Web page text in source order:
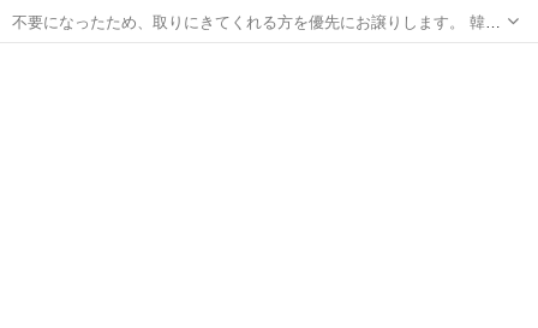
不要になったため、取りにきてくれる方を優先にお譲りします。 韓国
で、購入。 ヒビ割れあります、 直径18センチ 高さ約7センチ チゲ